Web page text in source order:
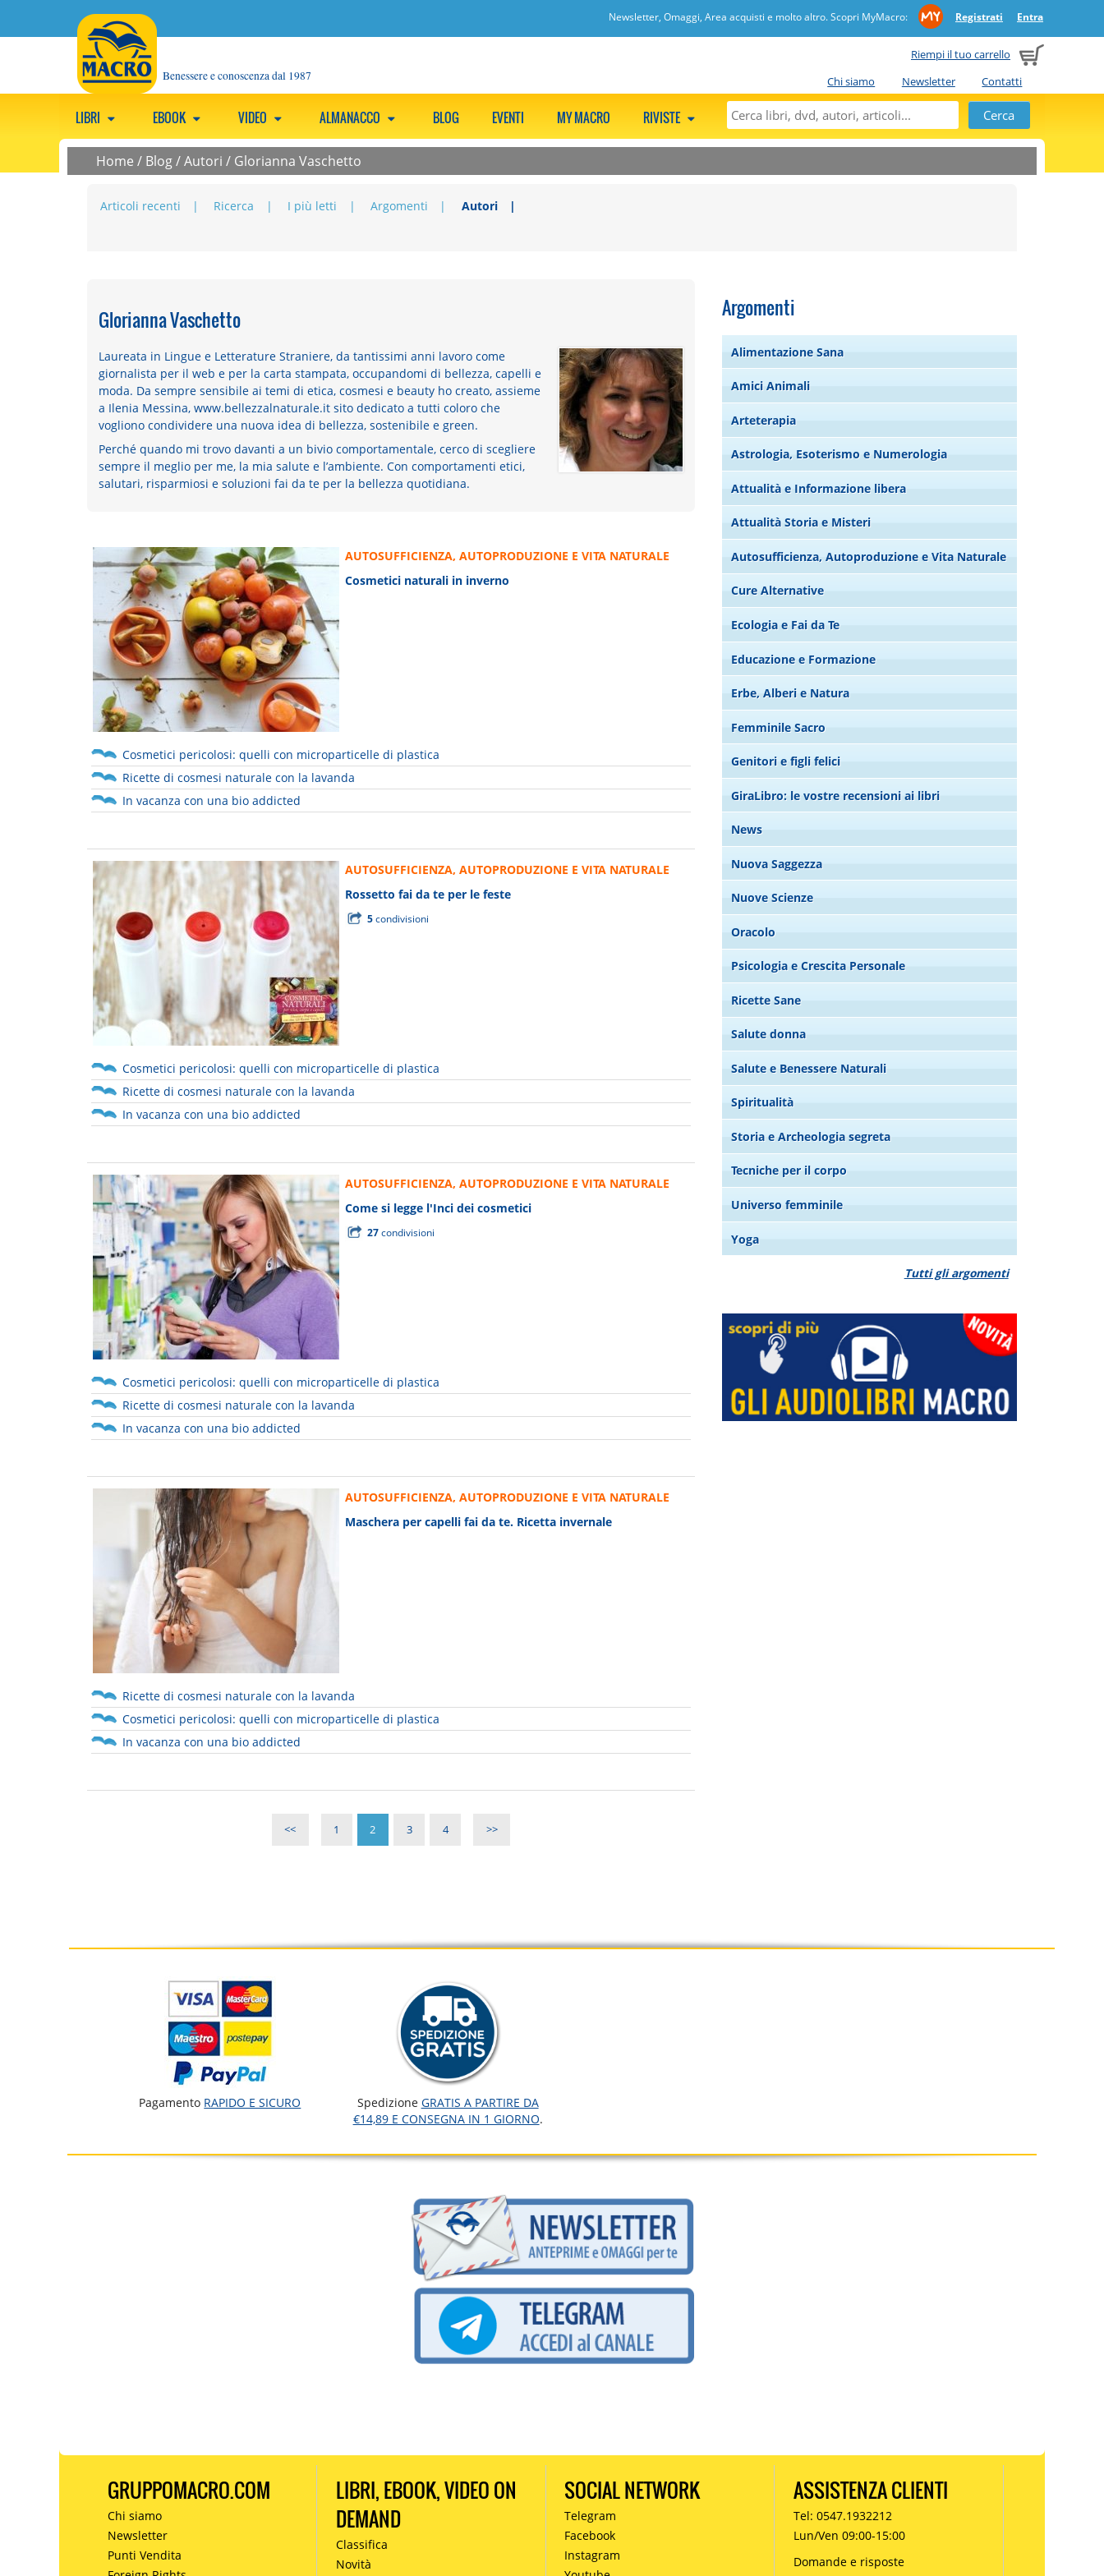
Newsletter, Omaggi, Area acquisti e molto altro. Scopri MyMacro: Registrati Entra
Riempi il tuo carrello
Chi siamo
Newsletter Contatti
Benessere e conoscenza dal 1987
LIBRI EBOOK VIDEO ALMANACCO BLOG EVENTI MY MACRO RIVISTE
Home / Blog/Autori / Glorianna Vaschetto
Articoli recenti Ricerca I più letti Argomenti Autori
Glorianna Vaschetto
Laureata in Lingue e Letterature Straniere, da tantissimi anni lavoro come
giornalista per il web e per la carta stampata, occupandomi di bellezza, capelli e
moda. Da sempre sensibile ai temi di etica, cosmesi e beauty ho creato, assieme
a Ilenia Messina, www.bellezzalnaturale.it sito dedicato a tutti coloro che
vogliono condividere una nuova idea di bellezza, sostenibile e green.
Perché quando mi trovo davanti a un bivio comportamentale, cerco di scegliere
sempre il meglio per me, la mia salute e l’ambiente. Con comportamenti etici,
salutari, risparmiosi e soluzioni fai da te per la bellezza quotidiana.
AUTOSUFFICIENZA, AUTOPRODUZIONE E VITA NATURALE
Cosmetici naturali in inverno
Cosmetici pericolosi: quelli con microparticelle di plastica
Ricette di cosmesi naturale con la lavanda
In vacanza con una bio addicted
AUTOSUFFICIENZA, AUTOPRODUZIONE E VITA NATURALE
Rossetto fai da te per le feste
5condivisioni
Cosmetici pericolosi: quelli con microparticelle di plastica
Ricette di cosmesi naturale con la lavanda
In vacanza con una bio addicted
AUTOSUFFICIENZA, AUTOPRODUZIONE E VITA NATURALE
Come si legge l'Inci dei cosmetici
27condivisioni
Cosmetici pericolosi: quelli con microparticelle di plastica
Ricette di cosmesi naturale con la lavanda
In vacanza con una bio addicted
AUTOSUFFICIENZA, AUTOPRODUZIONE E VITA NATURALE
Maschera per capelli fai da te. Ricetta invernale
Ricette di cosmesi naturale con la lavanda
Cosmetici pericolosi: quelli con microparticelle di plastica
In vacanza con una bio addicted
<< 1 2 3 4 >>
Argomenti
Alimentazione Sana
Amici Animali
Arteterapia
Astrologia, Esoterismo e Numerologia
Attualità e Informazione libera
Attualità Storia e Misteri
Autosufficienza, Autoproduzione e Vita Naturale
Cure Alternative
Ecologia e Fai da Te
Educazione e Formazione
Erbe, Alberi e Natura
Femminile Sacro
Genitori e figli felici
GiraLibro: le vostre recensioni ai libri
News
Nuova Saggezza
Nuove Scienze
Oracolo
Psicologia e Crescita Personale
Ricette Sane
Salute donna
Salute e Benessere Naturali
Spiritualità
Storia e Archeologia segreta
Tecniche per il corpo
Universo femminile
Yoga
Tutti gli argomenti
Pagamento RAPIDO E SICURO Spedizione GRATIS A PARTIRE DA
€14,89 E CONSEGNA IN 1 GIORNO.
GRUPPOMACRO.COM
Chi siamo
Newsletter
Punti Vendita
LIBRI, EBOOK, VIDEO ON
DEMAND
Classifica
Novità
SOCIAL NETWORK
Telegram
Facebook
Instagram
ASSISTENZA CLIENTI
Tel: 0547.1932212
Lun/Ven 09:00-15:00
Domande e risposte